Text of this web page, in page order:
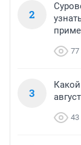
2
77
3
43